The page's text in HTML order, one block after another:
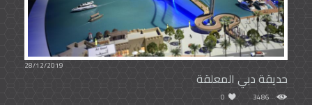
28/12/2019
حديقة دبي المعلقة
3486
0